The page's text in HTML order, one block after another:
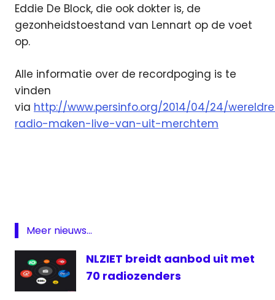
Eddie De Block, die ook dokter is, de
gezonheidstoestand van Lennart op de voet
op.
Alle informatie over de recordpoging is te
vinden
via http://www.persinfo.org/2014/04/24/
radio-maken-live-van-uit-merchtem
live
Featured
Lennart
Creël
Meer nieuws...
NLZIET breidt aanbod uit met
70 radiozenders